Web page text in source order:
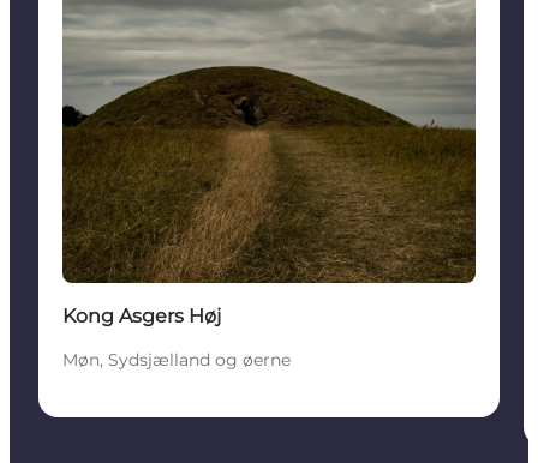
Kong Asgers Høj
Møn, Sydsjælland og øerne